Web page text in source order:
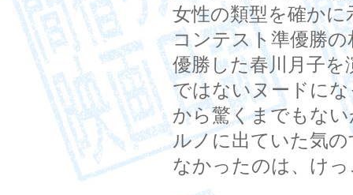
女性の類型を確か
コンテスト準優勝
優勝した春川月子
ではないヌードに
から驚くまでもな
ルノに出ていた気
なかったのは、け